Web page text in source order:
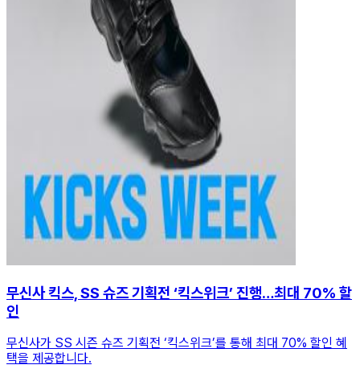
무신사 킥스, SS 슈즈 기획전 ‘킥스위크’ 진행…최대 70% 할
인
무신사가 SS 시즌 슈즈 기획전 ‘킥스위크’를 통해 최대 70% 할인 혜
택을 제공합니다.